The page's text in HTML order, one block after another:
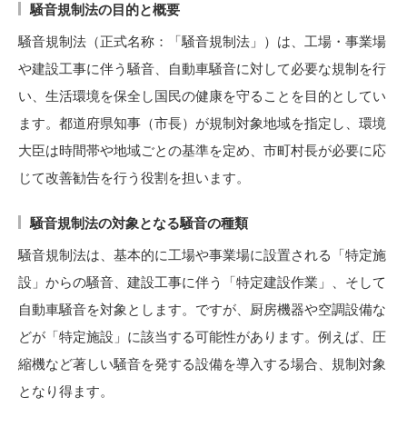
騒音規制法の目的と概要
騒音規制法（正式名称：「騒音規制法」）は、工場・事業場
や建設工事に伴う騒音、自動車騒音に対して必要な規制を行
い、生活環境を保全し国民の健康を守ることを目的としてい
ます。都道府県知事（市長）が規制対象地域を指定し、環境
大臣は時間帯や地域ごとの基準を定め、市町村長が必要に応
じて改善勧告を行う役割を担います。
騒音規制法の対象となる騒音の種類
騒音規制法は、基本的に工場や事業場に設置される「特定施
設」からの騒音、建設工事に伴う「特定建設作業」、そして
自動車騒音を対象とします。ですが、厨房機器や空調設備な
どが「特定施設」に該当する可能性があります。例えば、圧
縮機など著しい騒音を発する設備を導入する場合、規制対象
となり得ます。